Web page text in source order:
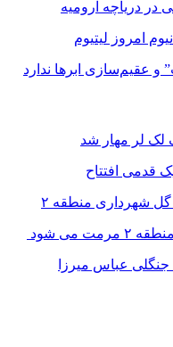
دریاچه ارومیه
امروز لیتیوم
و عقیم‌سازی ابرها ندارد
لر مهار شد
قدمی افتتاح
گل شهرداری منطقه ۲
می شود
عباس میرزا